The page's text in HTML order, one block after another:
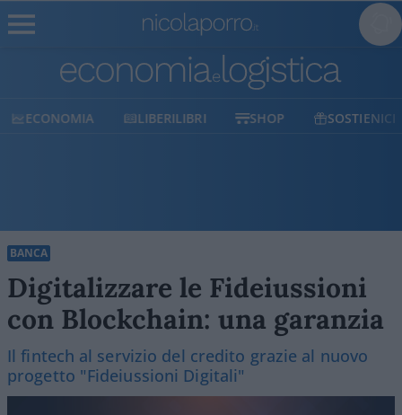
ECONOMIA LIBERILIBRI SHOP SOSTIENICI
BANCA
Digitalizzare le Fideiussioni
con Blockchain: una garanzia
Il fintech al servizio del credito grazie al nuovo
progetto "Fideiussioni Digitali"